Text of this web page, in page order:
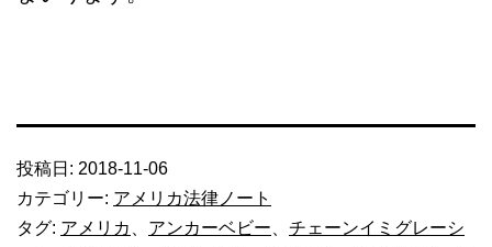
投稿日: 2018-11-06
カテゴリー: アメリカ法律ノート
タグ: アメリカ 、 アンカーベビー、 チェーンイミグレーシ